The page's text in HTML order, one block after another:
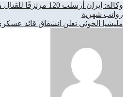
تصفّح
المقالات
وكالة: إيران أرسلت 120
رواتب شهرية
مليشيا الحوثي تعلن انشقاق قائد